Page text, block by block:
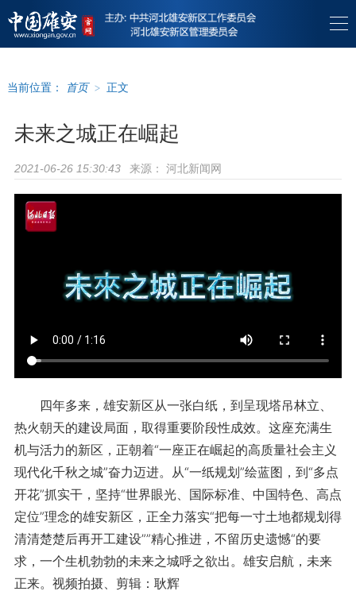
当前位置： 首页 > 正文
未来之城正在崛起
2021-06-26 15:30:43 来源： 河北新闻网
四年多来，雄安新区从一张白纸，到呈现塔吊林立、
热火朝天的建设局面，取得重要阶段性成效。这座充满生
机与活力的新区，正朝着“一座正在崛起的高质量社会主义
现代化千秋之城”奋力迈进。从“一纸规划”绘蓝图，到“多点
开花”抓实干，坚持“世界眼光、国际标准、中国特色、高点
定位”理念的雄安新区，正全力落实“把每一寸土地都规划得
清清楚楚后再开工建设””精心推进，不留历史遗憾“的要
求，一个生机勃勃的未来之城呼之欲出。雄安启航，未来
正来。视频拍摄、剪辑：耿辉